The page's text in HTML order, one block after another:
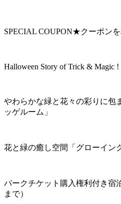
SPECIAL COUPON★クーポン
Halloween Story of Trick & Magic !
やわらかな緑と花々の彩りに包
ッゲルーム」
花と緑の癒し空間「グローイン
パークチケット購入権利付き宿
まで）